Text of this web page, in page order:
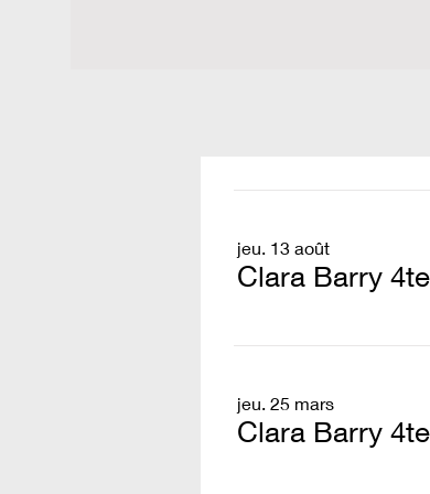
jeu. 13 août
Clara Barry
jeu. 25 mars
Clara Barry